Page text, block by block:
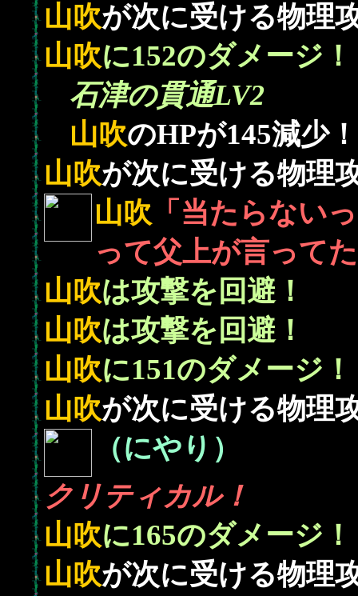
山吹が次に受ける物理
山吹に152のダメージ！
石津の貫通LV2
山吹のHPが145減少！
山吹が次に受ける物理
山吹 「当たらない
って父上が言って
山吹は攻撃を回避！
山吹は攻撃を回避！
山吹に151のダメージ！
山吹が次に受ける物理
（にやり）
クリティカル！
山吹に165のダメージ！
山吹が次に受ける物理